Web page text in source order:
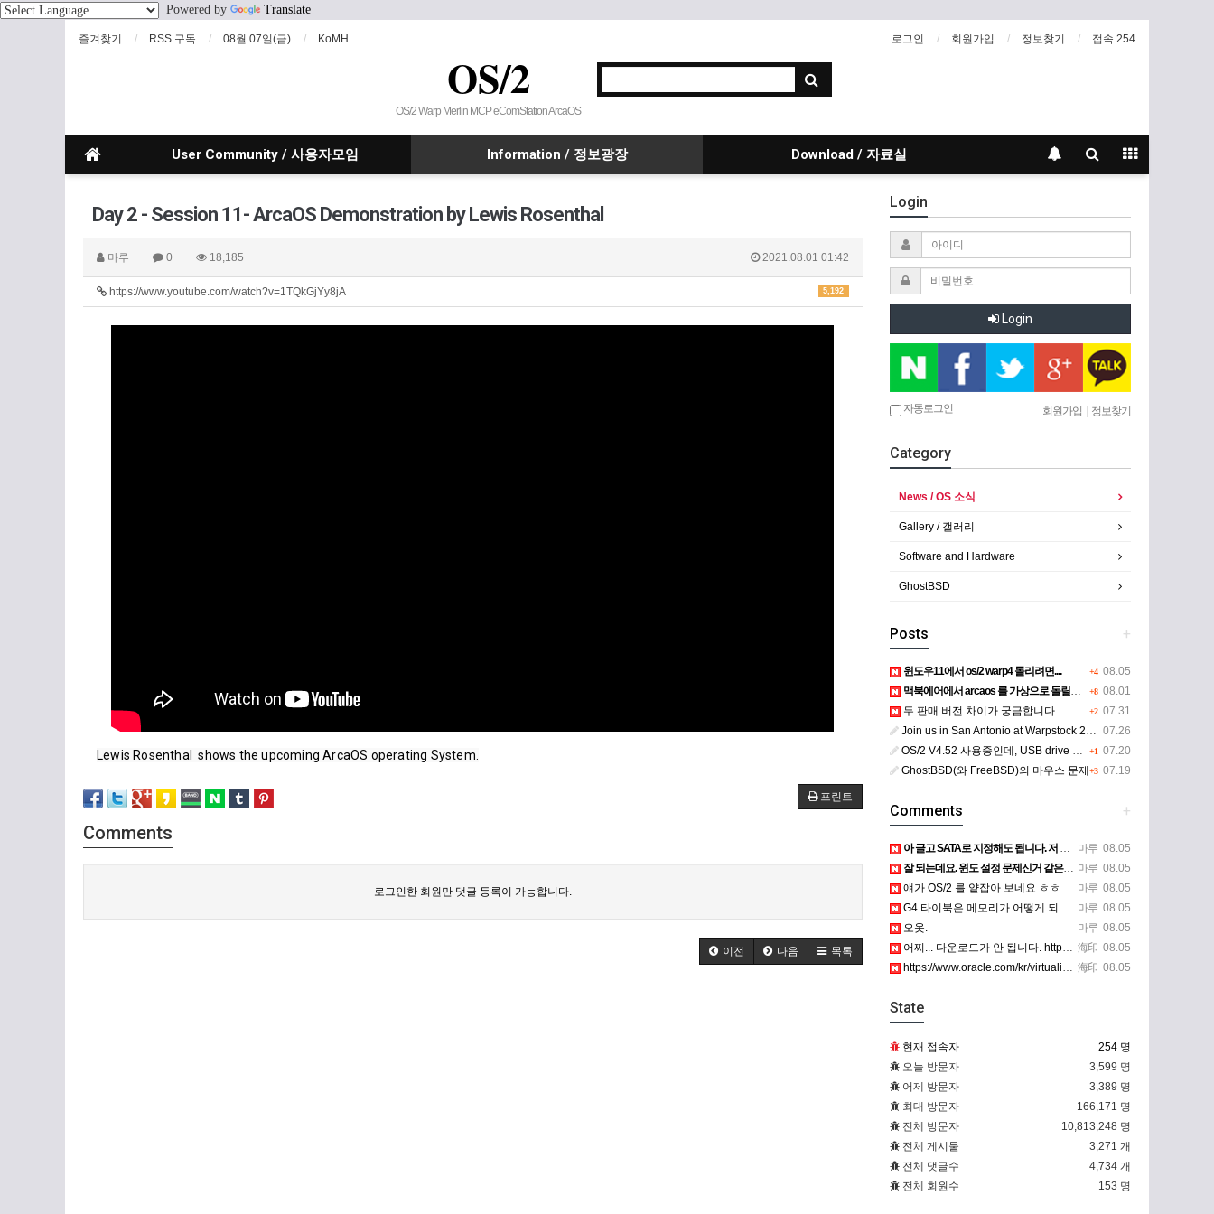
Powered by Translate
즐겨찾기 RSS 구독 08월 07일(금) KoMH 로그인 회원가입 정보찾기 접속 254
OS/2
OS/2 Warp Merlin MCP eComStation ArcaOS
User Community / 사용자모임 Information / 정보광장 Download / 자료실
Day 2 - Session 11- ArcaOS Demonstration by Lewis Rosenthal
마루 0 18,185 2021.08.01 01:42
5,192
https://www.youtube.com/watch?v=1TQkGjYy8jA
Lewis Rosenthal  shows the upcoming ArcaOS operating System.
프린트
Comments
로그인한 회원만 댓글 등록이 가능합니다.
이전 다음 목록
Login
Login
자동로그인 회원가입 | 정보찾기
Category
News / OS 소식
Gallery / 갤러리
Software and Hardware
GhostBSD
+
Posts
+4 08.05
윈도우11에서 os/2 warp4 돌리려면....
+8 08.01
맥북에어에서 arcaos 를 가상으로 돌릴려면 어떻게 해야 하는 지요?
+2 07.31
두 판매 버전 차이가 궁금합니다.
07.26
Join us in San Antonio at Warpstock 2026
+1 07.20
OS/2 V4.52 사용중인데, USB drive 사용 가능한지요?
+3 07.19
GhostBSD(와 FreeBSD)의 마우스 문제
+
Comments
마루 08.05
아 글고 SATA로 지정해도 됩니다. 저 글 진짜 이상하네요. 옛날꺼 퍼와서 그런거 같은데요.
마루 08.05
잘 되는데요. 윈도 설정 문제신거 같은데. 크롬 브라우저나 파폭으로 해 보세요
마루 08.05
얘가 OS/2 를 얕잡아 보네요 ㅎㅎ
마루 08.05
G4 타이북은 메모리가 어떻게 되나요?
마루 08.05
오옷.
海印 08.05
어찌... 다운로드가 안 됩니다. https://www.oracle.com/kr/virtualization/…
海印 08.05
https://www.oracle.com/kr/virtualization/technologies/vm/dow…
State
현재 접속자
254 명
오늘 방문자
3,599 명
어제 방문자
3,389 명
최대 방문자
166,171 명
전체 방문자
10,813,248 명
전체 게시물
3,271 개
전체 댓글수
4,734 개
전체 회원수
153 명